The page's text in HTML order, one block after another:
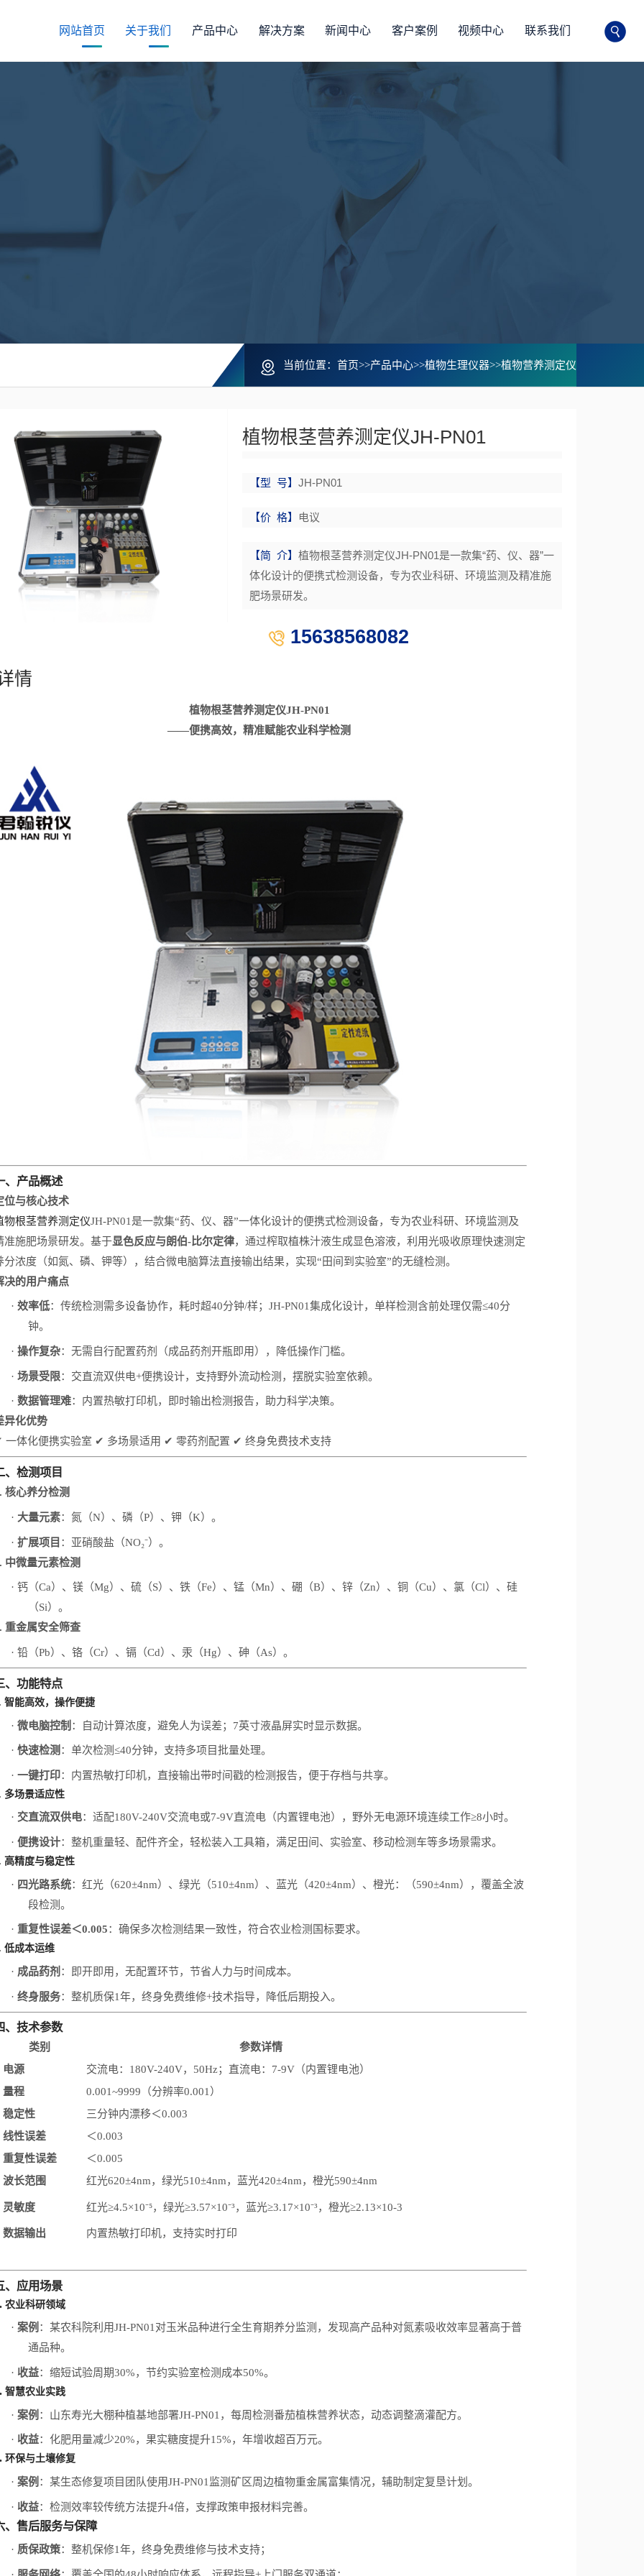
网站首页 关于我们 产品中心 解决方案 新闻中心 客户案例 视频中心 联系我们
当前位置： 首页>>产品中心>>植物生理仪器>>植物营养测定仪
植物根茎营养测定仪JH-PN01
【型 号】 JH-PN01
【价 格】 电议
【简 介】 植物根茎营养测定仪JH-PN01是一款集“药、仪、器”一
体化设计的便携式检测设备，专为农业科研、环境监测及精准施
肥场景研发。
15638568082
情
植物根茎营养测定仪JH-PN01
——便携高效，精准赋能农业科学检测
、产品概述
位与核心技术
物根茎营养测定仪JH-PN01 是一款集“药、仪、器”一体化设计的便携式检测设备，专为农业科研、环境监测及
准施肥场景研发。基于显色反应与朗伯-比尔定律，通过榨取植株汁液生成显色溶液，利用光吸收原理快速测定
分浓度（如氮、磷、钾等），结合微电脑算法直接输出结果，实现“田间到实验室”的无缝检测。
决的用户痛点
· 效率低：传统检测需多设备协作，耗时超40分钟/样； JH-PN01集成化设计，单样检测含前处理仅需≤40分
钟。
· 操作复杂：无需自行配置药剂（成品药剂开瓶即用），降低操作门槛。
· 场景受限：交直流双供电+便携设计，支持野外流动检测，摆脱实验室依赖。
· 数据管理难：内置热敏打印机，即时输出检测报告，助力科学决策。
异化优势
一体化便携实验室 ✔ 多场景适用 ✔ 零药剂配置 ✔ 终身免费技术支持
、检测项目
核心养分检测
· 大量元素：氮（N）、磷（P）、钾（K）。
· 扩展项目 ：亚硝酸盐（NO₂⁻）。
中微量元素检测
· 钙（Ca）、镁（Mg）、硫（S）、铁（Fe）、锰（Mn）、硼（B）、锌（Zn）、铜（Cu）、氯（Cl）、硅
（Si）。
重金属安全筛查
· 铅（Pb）、铬（Cr）、镉（Cd）、汞（Hg）、砷（As）。
、功能特点
智能高效，操作便捷
· 微电脑控制 ：自动计算浓度，避免人为误差； 7英寸液晶屏实时显示数据。
· 快速检测 ：单次检测≤40分钟，支持多项目批量处理。
· 一键打印：内置热敏打印机，直接输出带时间戳的检测报告，便于存档与共享。
多场景适应性
· 交直流双供电：适配180V-240V交流电或7-9V直流电（内置锂电池），野外无电源环境连续工作≥8小时。
· 便携设计：整机重量轻、配件齐全，轻松装入工具箱，满足田间、实验室、移动检测车等多场景需求。
高精度与稳定性
· 四光路系统：红光（620±4nm）、绿光（510±4nm）、蓝光（420±4nm） 、橙光：（590±4nm）
，覆盖全波
段检测。
· 重复性误差＜0.005：确保多次检测结果一致性，符合农业检测国标要求。
低成本运维
· 成品药剂 ：即开即用，无配置环节，节省人力与时间成本。
· 终身服务：整机质保1年，终身免费维修+技术指导，降低后期投入。
技术参数
类别
参数详情
电源
交流电： 180V-240V，50Hz；直流电：7-9V（内置锂电池）
量程
0.001~9999（分辨率0.001）
稳定性
三分钟内漂移＜0.003
线性误差
＜0.003
重复性误差
＜0.005
波长范围
红光620±4nm，绿光510±4nm，蓝光420±4nm，橙光590±4nm
灵敏度 红光≥4.5×10⁻⁵，绿光≥3.57×10⁻³，蓝光≥3.17×10⁻³，橙光≥2.13×10-3
数据输出 内置热敏打印机，支持实时打印
、应用场景
农业科研领域
· 案例 ：某农科院利用JH-PN01对玉米品种进行全生育期养分监测，发现高产品种对氮素吸收效率显著高于普
通品种。
· 收益：缩短试验周期30%，节约实验室检测成本50%。
智慧农业实践
· 案例 ：山东寿光大棚种植基地部署JH-PN01 ，每周检测番茄植株营养状态，动态调整滴灌配方。
· 收益：化肥用量减少20%，果实糖度提升15%，年增收超百万元。
环保与土壤修复
· 案例 ：某生态修复项目团队使用JH-PN01 监测矿区周边植物重金属富集情况，辅助制定复垦计划。
· 收益：检测效率较传统方法提升4倍，支撑政策申报材料完善。
、售后服务与保障
· 质保政策：整机保修1年，终身免费维修与技术支持；